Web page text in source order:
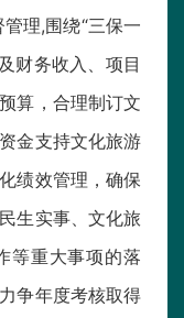
理,围绕“三保一
财务收入、项目
算，合理制订文
金支持文化旅游
绩效管理，确保
生实事、文化旅
等重大事项的落
争年度考核取得